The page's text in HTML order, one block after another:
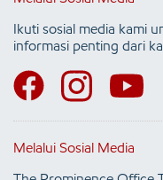
Ikuti sosial media kami
informasi penting dari
Melalui Sosial Media